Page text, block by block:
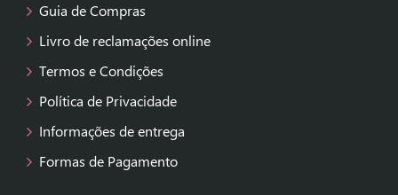
Guia de Compras
Livro de reclamações online
Termos e Condições
Política de Privacidade
Informações de entrega
Formas de Pagamento